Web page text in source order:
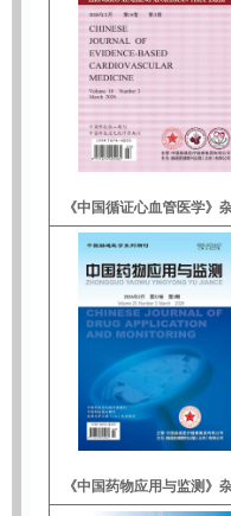
《中国循证心血管医学》
《中国药物应用与监测》